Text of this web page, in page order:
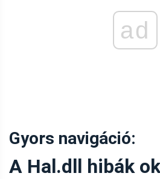
ad
Gyors navigáció:
A Hal.dll hibák